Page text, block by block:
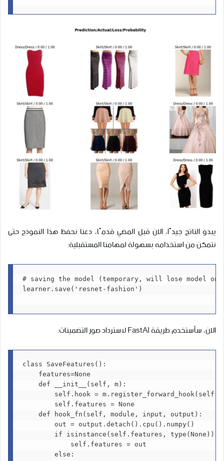
يبدو الناتج جيدًا، الآن قبل المضي قدمًا، دعنا نحفظ هذا النموذج حتى
نتمكن من استخدامه بسهولة لمهامنا المستقبلية:
# saving the model (temporary, will lose model
learner.save('resnet-fashion')
الآن، سأستخدم طريقة FastAI لاسترداد صور التضمينات:
class SaveFeatures():
    features=None
    def __init__(self, m):
self.hook =
        self.features = None
    def hook_fn(self, module, input, output):
        out = output.detach().cpu().numpy()
        if isinstance(self.features, type(None)):
            self.features = out
        else: